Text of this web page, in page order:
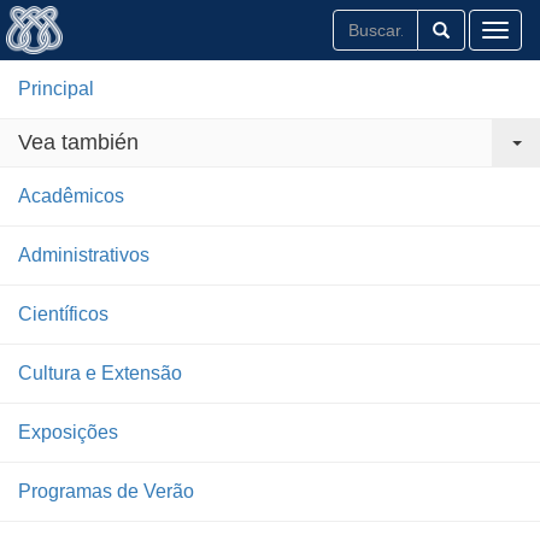
Principal
Vea también
Acadêmicos
Administrativos
Científicos
Cultura e Extensão
Exposições
Programas de Verão